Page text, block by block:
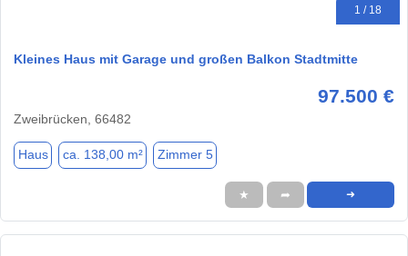
1 / 18
Kleines Haus mit Garage und großen Balkon Stadtmitte
97.500 €
Zweibrücken, 66482
Haus ca. 138,00 m² Zimmer 5
★ ➦ ➜